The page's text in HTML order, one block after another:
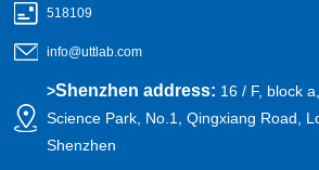
518109
info@uttlab.com
>Shenzhen address: 16 / F, block
Science Park, No.1, Qingxiang Road,
Shenzhen